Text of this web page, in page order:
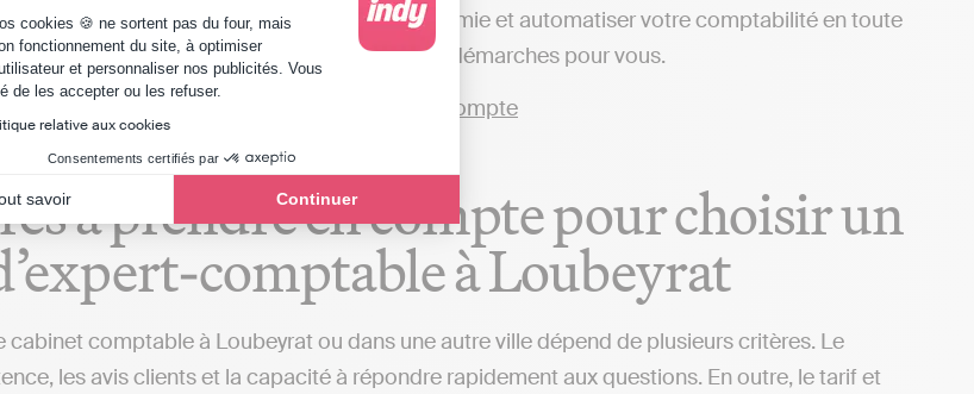
de Gestion du Consentement : Personnalisez vos Options
cookies 🍪 ne sortent pas du four, mais
fonctionnement du site, à optimiser
et personnaliser nos publicités. Vous
de les accepter ou les refuser.
relative aux cookies
Consentements certifiés par
savoir Continuer
Axeptio consent
les déclarations fiscales en toute autonomie et automatiser votre comptabilité en toute
des cabinets comptables qui réaliseront ces démarches pour vous.
à prendre en compte pour choisir un
comptable à Loubeyrat
cabinet comptable à Loubeyrat ou dans une autre ville dépend de plusieurs critères. Le
les avis clients et la capacité à répondre rapidement aux questions. En outre, le tarif et